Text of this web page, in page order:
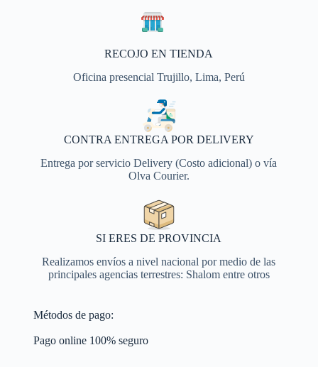
RECOJO EN TIENDA
Oficina presencial Trujillo, Lima, Perú
CONTRA ENTREGA POR DELIVERY
Entrega por servicio Delivery (Costo adicional) o vía
Olva Courier.
SI ERES DE PROVINCIA
Realizamos envíos a nivel nacional por medio de las
principales agencias terrestres: Shalom entre otros
Métodos de pago:
Pago online 100% seguro